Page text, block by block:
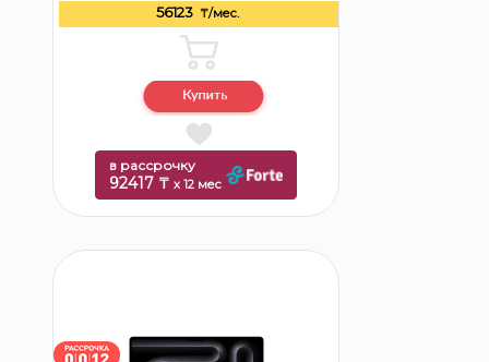
56123 ₸/мес.
в рассрочку
92417 ₸ x 12 мес